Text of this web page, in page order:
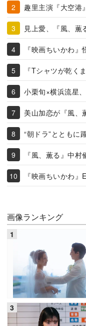
趣里主演『大空港
見上愛、『風、薫
『映画ちいかわ
『Tシャツが乾く
小栗旬×横浜流星
美山加恋が『風、
“朝ドラ”とともに
『風、薫る』中
『映画ちいかわ
画像ランキング